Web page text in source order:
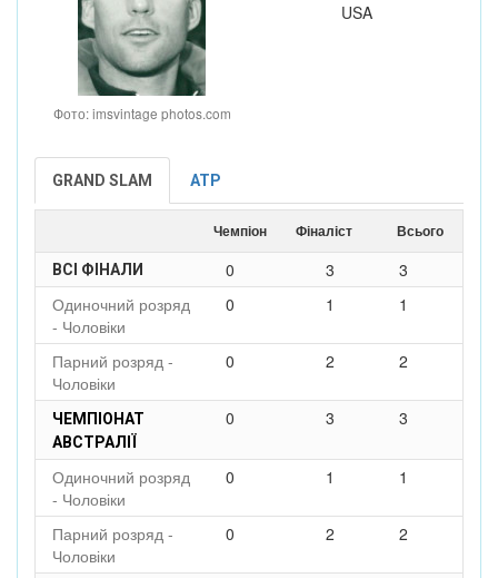
Фото: imsvintage photos.com
USA
GRAND SLAM ATP
Чемпіон Фіналіст Всього
ВСІ ФІНАЛИ 0 3
3
Одиночний розряд
- Чоловіки
0 1 1
Парний розряд -
Чоловіки
0 2 2
ЧЕМПІОНАТ
АВСТРАЛІЇ
0 3 3
Одиночний розряд
- Чоловіки
0 1 1
Парний розряд -
Чоловіки
0 2 2